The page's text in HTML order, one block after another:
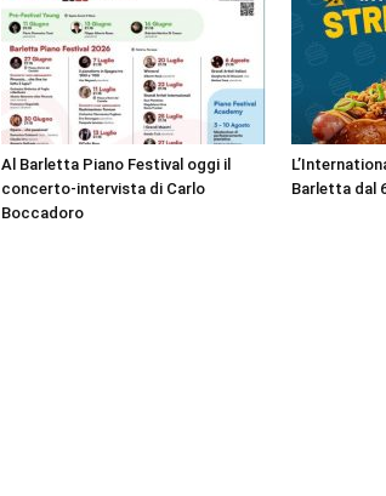
Al Barletta Piano Festival oggi il
concerto-intervista di Carlo
Boccadoro
Barletta dal